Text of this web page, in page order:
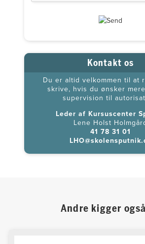
Kontakt os
Du er altid velkommen til at
skrive, hvis du ønsker
supervision til
Leder af Kursuscenter
Lene Holst
41 78 31 01
Andre kigger